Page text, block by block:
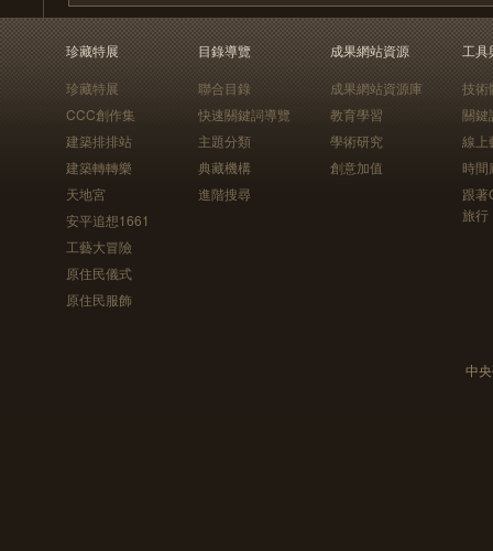
珍藏特展
珍藏特展
CCC創作集
建築排排站
建築轉轉樂
天地宮
安平追想1661
工藝大冒險
原住民儀式
原住民服飾
目錄導覽
聯合目錄
快速關鍵詞導覽
主題分類
典藏機構
進階搜尋
成果網站資源
成果網站資源庫
教育學習
學術研究
創意加值
工具
技術
關鍵
線上
時間
跟
旅行
中